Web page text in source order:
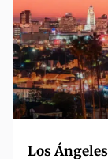
Los